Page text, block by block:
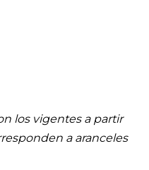
los vigentes a partir
a aranceles